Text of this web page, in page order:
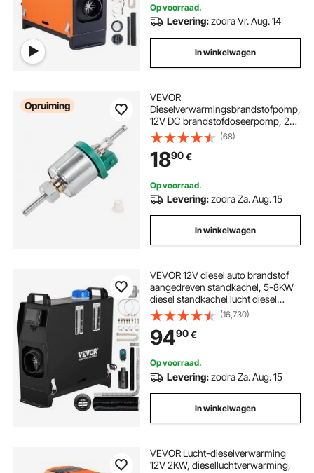
omvormer van 230 naar 12v
omvormer 12v naar 230 12v dc aansluiting
lier aanhangwagen 12v
Op voorraad.
Levering:zodra Vr. Aug. 14
In winkelwagen
Opruiming
VEVOR
Dieselverwarmingsbrandstofpomp,
12V DC brandstofdoseerpomp, 22
ml Air Diesel
parkeerverwarmingspompen
geschikt voor 2kW 5kW 8kW
parkeerverwarming, stil ontwerp,
pulstechnologie
(68)
1890€
Op voorraad.
Levering:zodra Za. Aug. 15
In winkelwagen
VEVOR 12V diesel auto brandstof
aangedreven standkachel, 5-8KW
diesel standkachel lucht diesel
kachel, lucht diesel kachel voor auto
camper vrachtwagen camper bus
met afstandsbediening, zwarte
LCD-schakelaar en 1 luchtuitlaat
(16,730)
9490€
Op voorraad.
Levering:zodra Za. Aug. 15
In winkelwagen
VEVOR Lucht-dieselverwarming
12V 2KW, dieselluchtverwarming,